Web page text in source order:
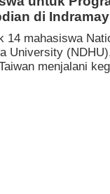
di
14 mahasiswa
University
menjalani
masyarakat di